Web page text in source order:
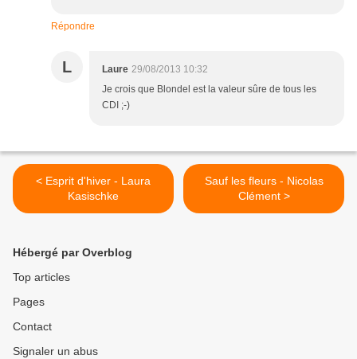
Répondre
L Laure 29/08/2013 10:32
Je crois que Blondel est la valeur sûre de tous les
CDI ;-)
< Esprit d'hiver - Laura
Kasischke
Sauf les fleurs - Nicolas
Clément >
Hébergé par Overblog
Top articles
Pages
Contact
Signaler un abus